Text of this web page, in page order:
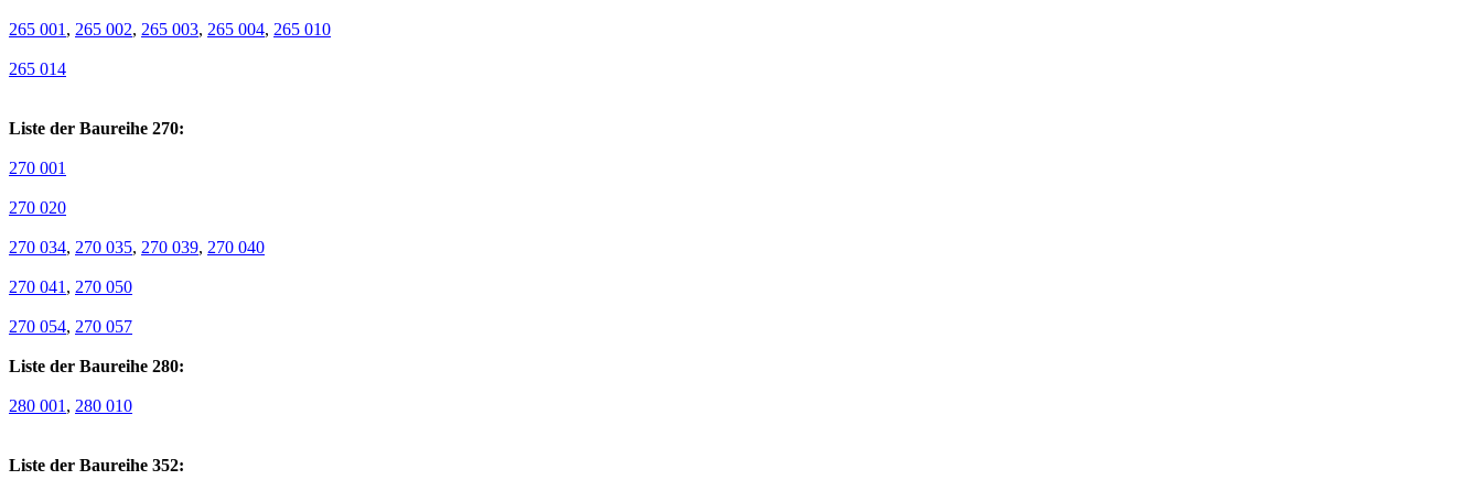
265 001 , 265 002, 265 003, 265 004, 265 010
265 014
Liste der Baureihe 270:
270 001
270 020
270 034, 270 035, 270 039, 270 040
270 041 , 270 050
270 054, 270 057
Liste der Baureihe 280:
280 001 , 280 010
Liste der Baureihe 352: